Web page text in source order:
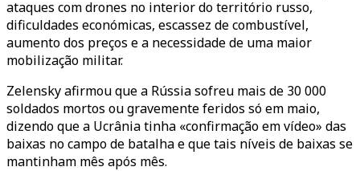
ataques com drones no interior do território russo,
dificuldades económicas, escassez de combustível,
aumento dos preços e a necessidade de uma maior
mobilização militar.
Zelensky afirmou que a Rússia sofreu mais de 30 000
soldados mortos ou gravemente feridos só em maio,
dizendo que a Ucrânia tinha «confirmação em vídeo» das
baixas no campo de batalha e que tais níveis de baixas se
mantinham mês após mês.